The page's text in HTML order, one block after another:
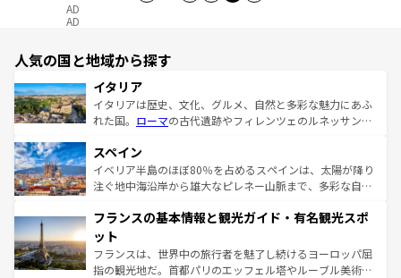
AD
AD
人気の国と地域から探す
イタリア
イタリアは歴史、文化、グルメ、自然と多彩な魅力にあふ
れた国。 ローマの古代遺跡やフィレンツェのルネッサンス
ろん、トスカーナの美しい田園風景やアマルフィ海岸の絶
景など、自然景観も見逃せない。観光の合間には、本場の
ピザやパスタなど、絶品のイタリア料理を堪能することも
ませてくれるイタリアで、忘れられない旅をしてみよう！
なお、新着のイタリア情報は
しい。
スペイン
イベリア半島のほぼ80％を占めるスペインは、太陽が降り
注ぐ地中海沿岸から雄大なピレネー山脈まで、多彩な自然
文化が根付くこの国では、情熱的なフラメンコ、熱気あふ
れる闘牛、そして美味しいタパスが生活の一部となってい
る。首都マドリードの洗練された雰囲気や、バルセロナの
アートに溢れた街角から、地方では古代ローマ遺跡や中世
フランスの基本情報と観光ガイド・有名観光スポ
ット
フランスは、世界中の旅行者を魅了し続けるヨーロッパ屈
指の観光地だ。首都パリのエッフェル塔やルーブル美術館